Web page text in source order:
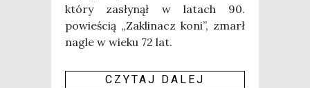
któ­ry zasły­nął w latach 90.
powie­ścią „Zakli­nacz koni”, zmarł
nagle w wie­ku 72 lat.
CZY­TAJ DALEJ